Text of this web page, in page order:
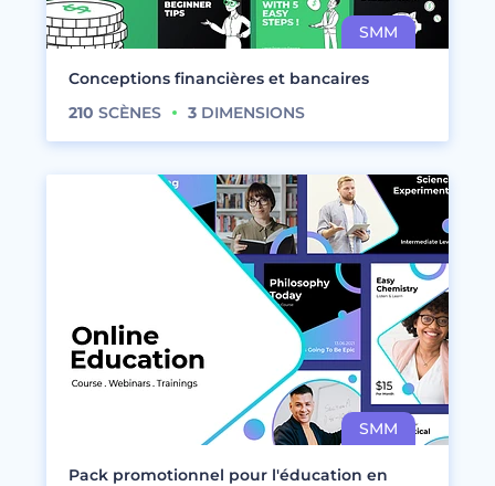
Conceptions financières et bancaires
210 SCÈNES 3 DIMENSIONS
Pack promotionnel pour l'éducation en